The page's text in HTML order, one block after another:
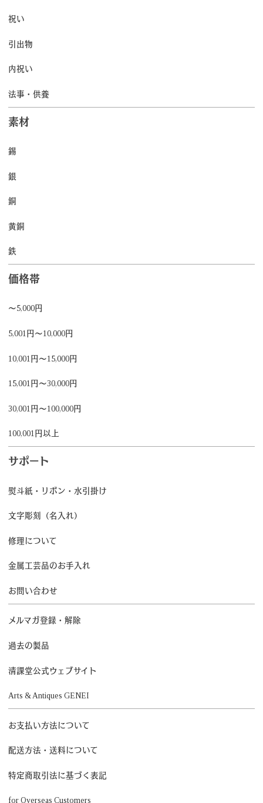
祝い
引出物
内祝い
法事・供養
素材
錫
銀
銅
黄銅
鉄
価格帯
～5,000円
5,001円～10,000円
10,001円～15,000円
15,001円～30,000円
30,001円～100,000円
100,001円以上
サポート
熨斗紙・リボン・水引掛け
文字彫刻（名入れ）
修理について
金属工芸品のお手入れ
お問い合わせ
メルマガ登録・解除
過去の製品
清課堂公式ウェブサイト
Arts & Antiques GENEI
お支払い方法について
配送方法・送料について
特定商取引法に基づく表記
for Overseas Customers